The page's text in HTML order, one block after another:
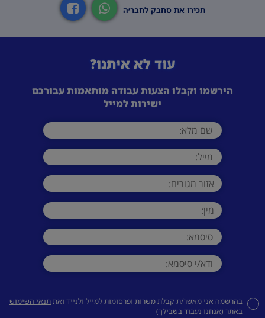
תכירו את סחבק לחבר׳ה
עוד לא איתנו?
הירשמו וקבלו הצעות עבודה מותאמות עבורכם
ישירות למייל
בהרשמה אני מאשר/ת קבלת משרות ופרסומות למייל ולנייד ואתתנאי השימוש
באתר (אנחנו נעבוד בשבילך)